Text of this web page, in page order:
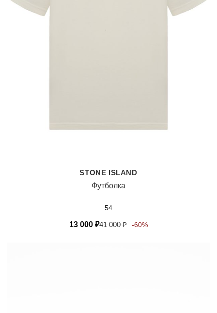
STONE ISLAND
Футболка
54
13 000 ₽41 000₽ -60%